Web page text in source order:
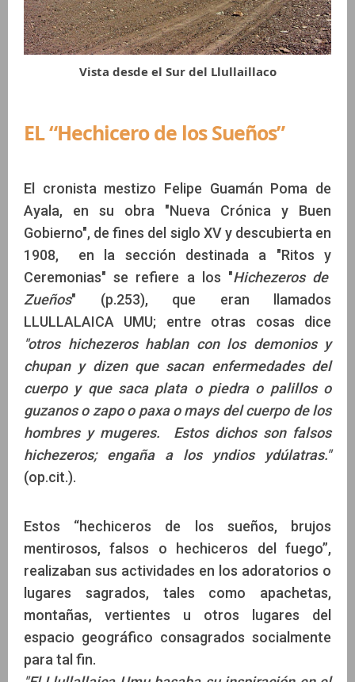
Vista desde el Sur del Llullaillaco
EL “Hechicero de los Sueños”
El cronista mestizo Felipe Guamán Poma de
Ayala, en su obra "Nueva Crónica y Buen
Gobierno", de fines del siglo XV y descubierta en
1908, en la sección destinada a "Ritos y
Ceremonias" se refiere a los "Hichezeros de
Zueños" (p.253), que eran llamados
LLULLALAICA UMU; entre otras cosas dice
"otros hichezeros hablan con los demonios y
chupan y dizen que sacan enfermedades del
cuerpo y que saca plata o piedra o palillos o
guzanos o zapo o paxa o mays del cuerpo de los
hombres y mugeres. Estos dichos son falsos
hichezeros; engaña a los yndios ydúlatras."
(op.cit.).
Estos “hechiceros de los sueños, brujos
mentirosos, falsos o hechiceros del fuego”,
realizaban sus actividades en los adoratorios o
lugares sagrados, tales como apachetas,
montañas, vertientes u otros lugares del
espacio geográfico consagrados socialmente
para tal fin.